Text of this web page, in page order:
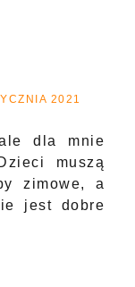
2021
dla mnie
muszą
zimowe, a
jest dobre